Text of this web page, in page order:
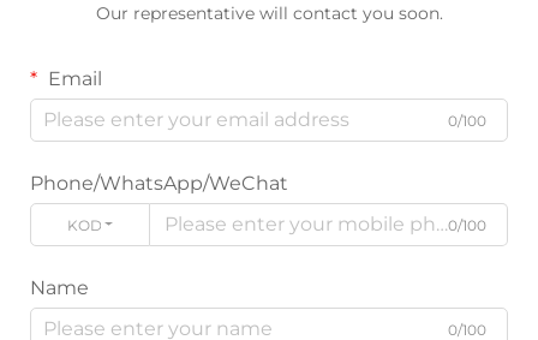
Our representative will contact you soon.
Email
0/100
Phone/WhatsApp/WeChat
KODE 0/100
Name
0/100